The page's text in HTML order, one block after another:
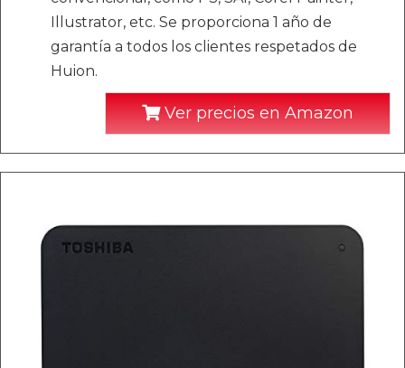
Illustrator, etc. Se proporciona 1 año de
garantía a todos los clientes respetados de
Huion.
Ver precios en Amazon